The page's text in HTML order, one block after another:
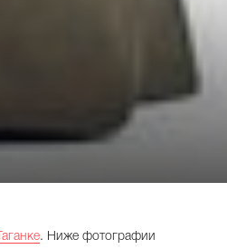
Таганке. Ниже фотографии